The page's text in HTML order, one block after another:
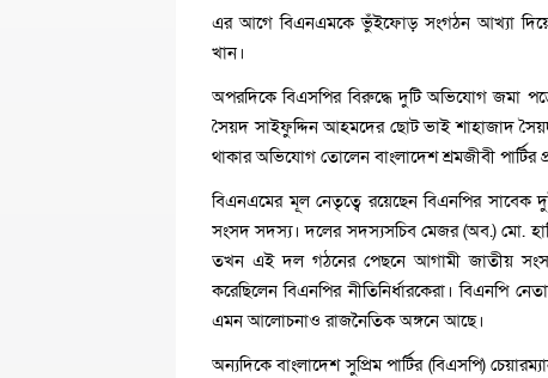
এর আগে বিএনএমকে ভুঁইফোড় সংগঠন আখ্যা দিয়ে
খান।
অপরদিকে বিএসপির বিরুদ্ধে দুটি অভিযোগ জমা
সৈয়দ সাইফুদ্দিন আহমদের ছোট ভাই শাহাজাদ
থাকার অভিযোগ তোলেন বাংলাদেশ শ্রমজীবী পার্টির
বিএনএমের মূল নেতৃত্বে রয়েছেন বিএনপির
সংসদ সদস্য। দলের সদস্যসচিব মেজর (অব.) মো.
তখন এই দল গঠনের পেছনে আগামী জাতীয় সংসদ
করেছিলেন বিএনপির নীতিনির্ধারকেরা। বিএনপি
এমন আলোচনাও রাজনৈতিক অঙ্গনে আছে।
অন্যদিকে বাংলাদেশ সুপ্রিম পার্টির (বিএসপি)